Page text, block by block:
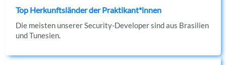
Top Herkunftsländer der Praktikant*innen
Die meisten unserer Security-Developer sind aus Brasilien
und Tunesien.